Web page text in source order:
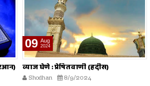
26 Jul
2024
मोजमापात तफावत करणे : प्रेषितवाणी
(हदीस)